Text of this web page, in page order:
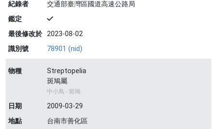
紀錄者
交通部臺灣區國道高速公路局
鑑定
最後修改於 2023-08-02
識別號
78901 (nid)
物種
Streptopelia
斑鳩屬
中小鳥 - 斑鳩
日期
2009-03-29
地點
台南市善化區